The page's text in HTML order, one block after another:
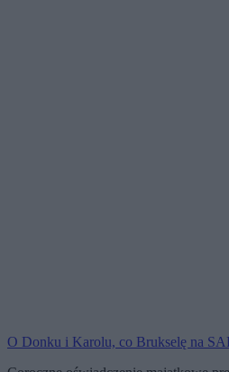
O Donku i Karolu, co Brukselę na